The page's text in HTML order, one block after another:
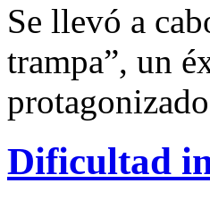
Se llevó a
trampa”, un
Dificultad